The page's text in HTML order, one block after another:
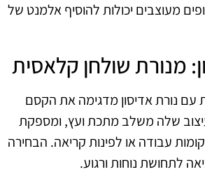
מעוצבים יכולות להוסיף אלמנט של
מנורת שולחן קלאסית
עם נורת אדיסון מדגימה את הקסם
שלה משלב מתכת ועץ, ומספקת
עבודה או לפינות קריאה. הבחירה
לתחושת נוחות ורגוע.